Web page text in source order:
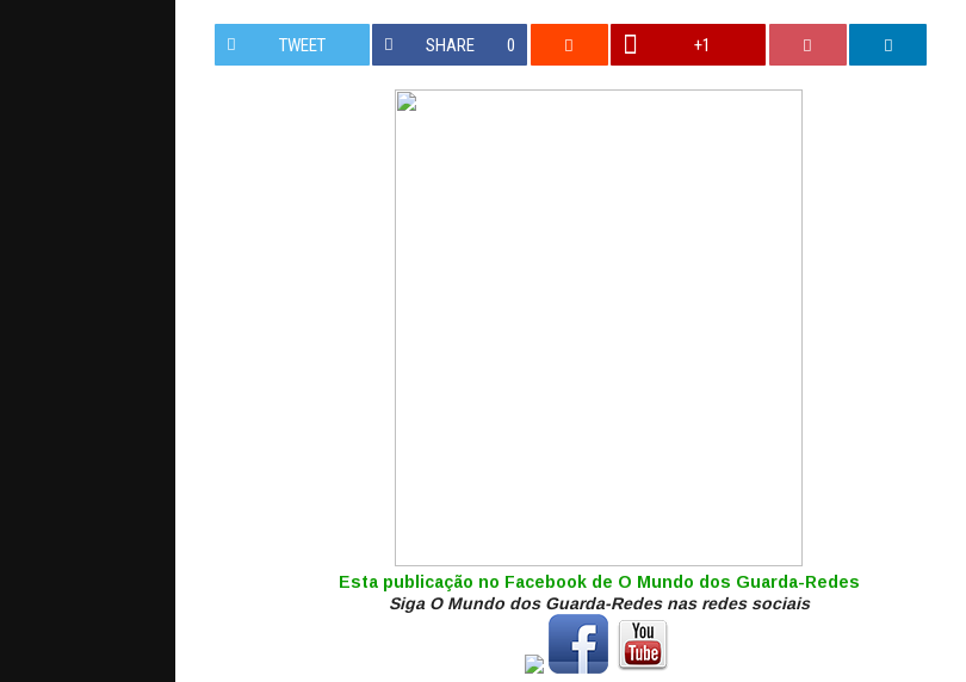
TWEET SHARE 0 +1
Esta publicação no Facebook de O Mundo dos Guarda-Redes
Siga O Mundo dos Guarda-Redes nas redes sociais